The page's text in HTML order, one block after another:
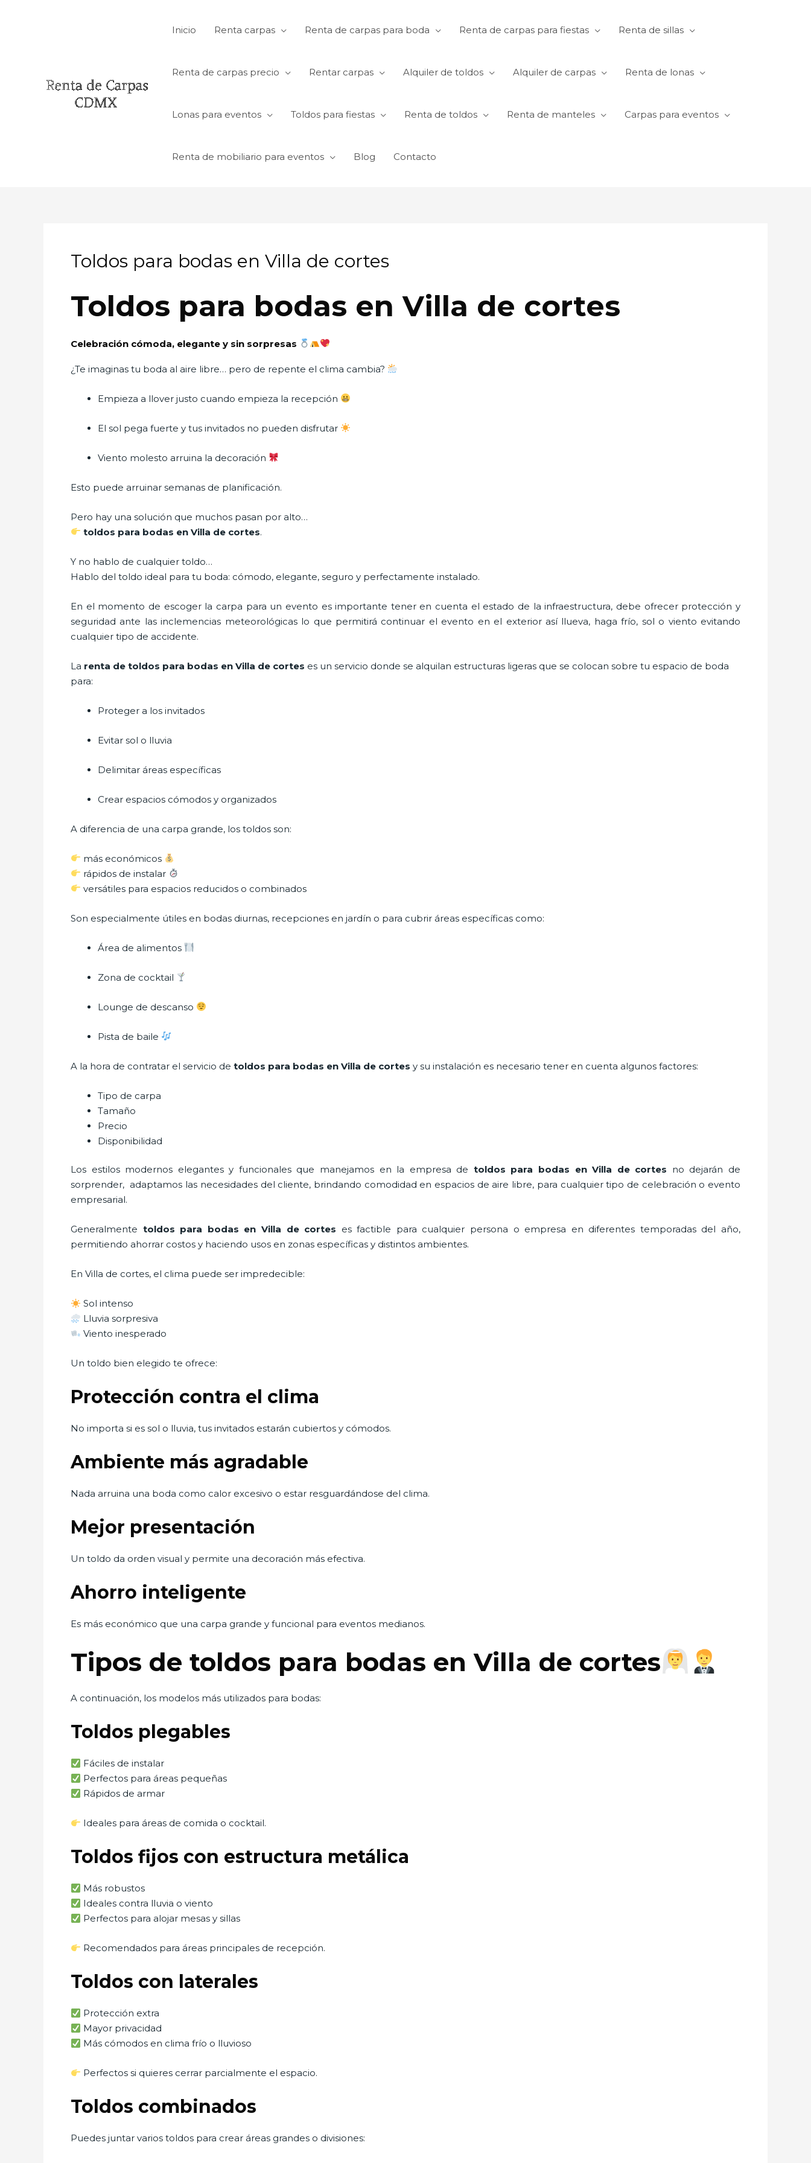
Inicio Renta carpas Renta de carpas para boda Renta de carpas para fiestas Renta de sillas
Renta de carpas precio Rentar carpas Alquiler de toldos Alquiler de carpas Renta de lonas
Lonas para eventos Toldos para fiestas Renta de toldos Renta de manteles Carpas para eventos
Renta de mobiliario para eventos Blog Contacto
Toldos para bodas en Villa de cortes
Toldos para bodas en Villa de cortes
Celebración cómoda, elegante y sin sorpresas
¿Te imaginas tu boda al aire libre… pero de repente el clima cambia?
Empieza a llover justo cuando empieza la recepción
El sol pega fuerte y tus invitados no pueden disfrutar
Viento molesto arruina la decoración
Esto puede arruinar semanas de planificación.
Pero hay una solución que muchos pasan por alto…
toldos para bodas en Villa de cortes.
Y no hablo de cualquier toldo…
Hablo del toldo ideal para tu boda: cómodo, elegante, seguro y perfectamente instalado.
En el momento de escoger la carpa para un evento es importante tener en cuenta el estado de la infraestructura, debe ofrecer protección y
seguridad ante las inclemencias meteorológicas lo que permitirá continuar el evento en el exterior así llueva, haga frío, sol o viento evitando
cualquier tipo de accidente.
La renta de toldos para bodas en Villa de cortes es un servicio donde se alquilan estructuras ligeras que se colocan sobre tu espacio de boda
para:
Proteger a los invitados
Evitar sol o lluvia
Delimitar áreas específicas
Crear espacios cómodos y organizados
A diferencia de una carpa grande, los toldos son:
más económicos
rápidos de instalar
versátiles para espacios reducidos o combinados
Son especialmente útiles en bodas diurnas, recepciones en jardín o para cubrir áreas específicas como:
Área de alimentos
Zona de cocktail
Lounge de descanso
Pista de baile
A la hora de contratar el servicio de toldos para bodas en Villa de cortes y su instalación es necesario tener en cuenta algunos factores:
Tipo de carpa
Tamaño
Precio
Disponibilidad
Los estilos modernos elegantes y funcionales que manejamos en la empresa de toldos para bodas en Villa de cortes no dejarán de
sorprender, adaptamos las necesidades del cliente, brindando comodidad en espacios de aire libre, para cualquier tipo de celebración o evento
empresarial.
Generalmente toldos para bodas en Villa de cortes es factible para cualquier persona o empresa en diferentes temporadas del año,
permitiendo ahorrar costos y haciendo usos en zonas específicas y distintos ambientes.
En Villa de cortes, el clima puede ser impredecible:
Sol intenso
Lluvia sorpresiva
Viento inesperado
Un toldo bien elegido te ofrece:
Protección contra el clima
No importa si es sol o lluvia, tus invitados estarán cubiertos y cómodos.
Ambiente más agradable
Nada arruina una boda como calor excesivo o estar resguardándose del clima.
Mejor presentación
Un toldo da orden visual y permite una decoración más efectiva.
Ahorro inteligente
Es más económico que una carpa grande y funcional para eventos medianos.
Tipos de toldos para bodas en Villa de cortes
A continuación, los modelos más utilizados para bodas:
Toldos plegables
Fáciles de instalar
Perfectos para áreas pequeñas
Rápidos de armar
Ideales para áreas de comida o cocktail.
Toldos fijos con estructura metálica
Más robustos
Ideales contra lluvia o viento
Perfectos para alojar mesas y sillas
Recomendados para áreas principales de recepción.
Toldos con laterales
Protección extra
Mayor privacidad
Más cómodos en clima frío o lluvioso
Perfectos si quieres cerrar parcialmente el espacio.
Toldos combinados
Puedes juntar varios toldos para crear áreas grandes o divisiones: